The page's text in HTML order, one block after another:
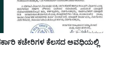
ಕಚೇರಿಗಳ ಕೆಲಸದ ಅವಧಿಯಲ್ಲಿ